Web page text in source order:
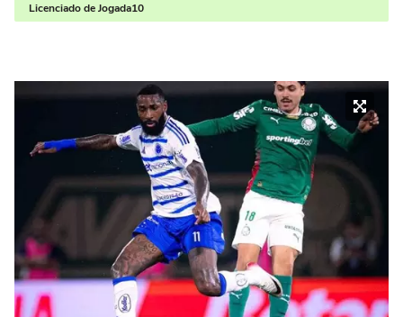
Licenciado de Jogada10